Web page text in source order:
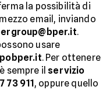
la possibilità di
email, inviando
.
usare
. Per ottenere
sempre il servizio
73 911, oppure quello